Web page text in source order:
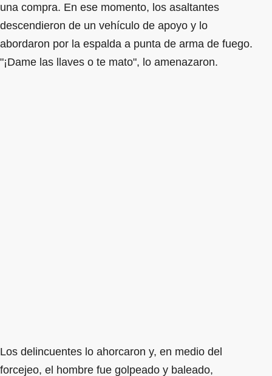
una compra. En ese momento, los asaltantes
descendieron de un vehículo de apoyo y lo
abordaron por la espalda a punta de arma de fuego.
"¡Dame las llaves o te mato", lo amenazaron.
Los delincuentes lo ahorcaron y, en medio del
forcejeo, el hombre fue golpeado y baleado,